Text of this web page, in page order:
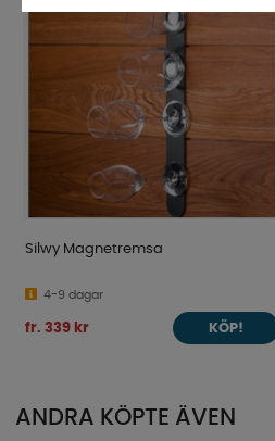
Silwy Magnetremsa
4-9 dagar
fr. 339 kr KÖP!
ANDRA KÖPTE ÄVEN